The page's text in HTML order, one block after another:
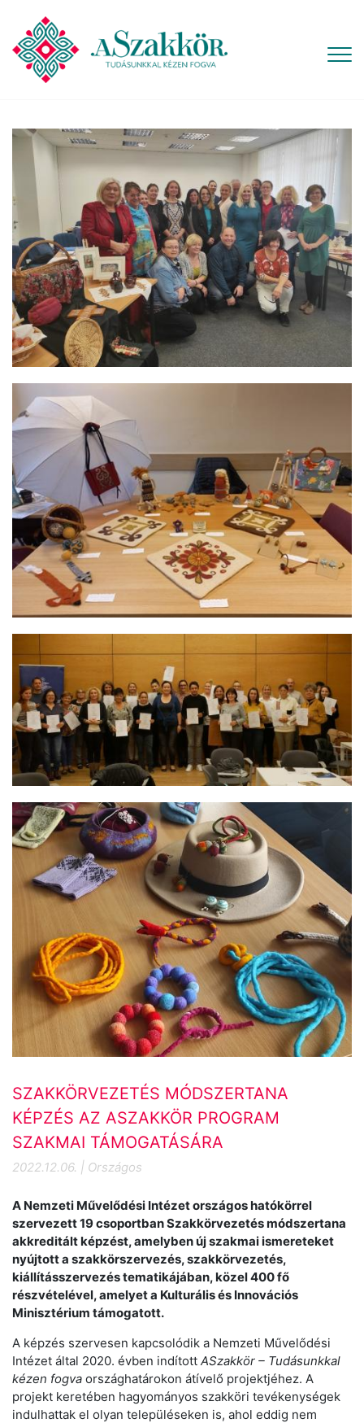
SZAKKÖRVEZETÉS MÓDSZERTANA
KÉPZÉS AZ ASZAKKÖR PROGRAM
SZAKMAI TÁMOGATÁSÁRA
2022.12.06. | Országos
A Nemzeti Művelődési Intézet országos hatókörrel
szervezett 19 csoportban Szakkörvezetés módszertana
akkreditált képzést, amelyben új szakmai ismereteket
nyújtott a szakkörszervezés, szakkörvezetés,
kiállításszervezés tematikájában, közel 400 fő
részvételével, amelyet a Kulturális és Innovációs
Minisztérium támogatott.
A képzés szervesen kapcsolódik a Nemzeti Művelődési
Intézet által 2020. évben indított ASzakkör – Tudásunkkal
kézen fogva országhatárokon átívelő projektjéhez. A
projekt keretében hagyományos szakköri tevékenységek
indulhattak el olyan településeken is, ahol eddig nem